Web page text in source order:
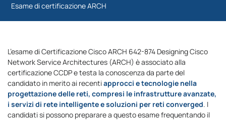
Esame di certificazione ARCH
L’esame di Certificazione Cisco ARCH 642-874 Designing Cisco
Network Service Architectures (ARCH) è associato alla
certificazione CCDP e testa la conoscenza da parte del
candidato in merito ai recentiapprocci e tecnologie nella
progettazione delle reti, compresi le infrastrutture avanzate,
i servizi di rete intelligente e soluzioni per reti converged. I
candidati si possono preparare a questo esame frequentando il